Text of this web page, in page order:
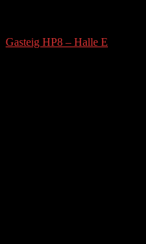
Gasteig HP8 – Halle E